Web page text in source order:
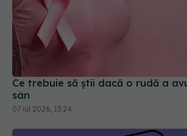
Ce trebuie să știi dacă o rudă a
sân
07 iul 2026, 13:24